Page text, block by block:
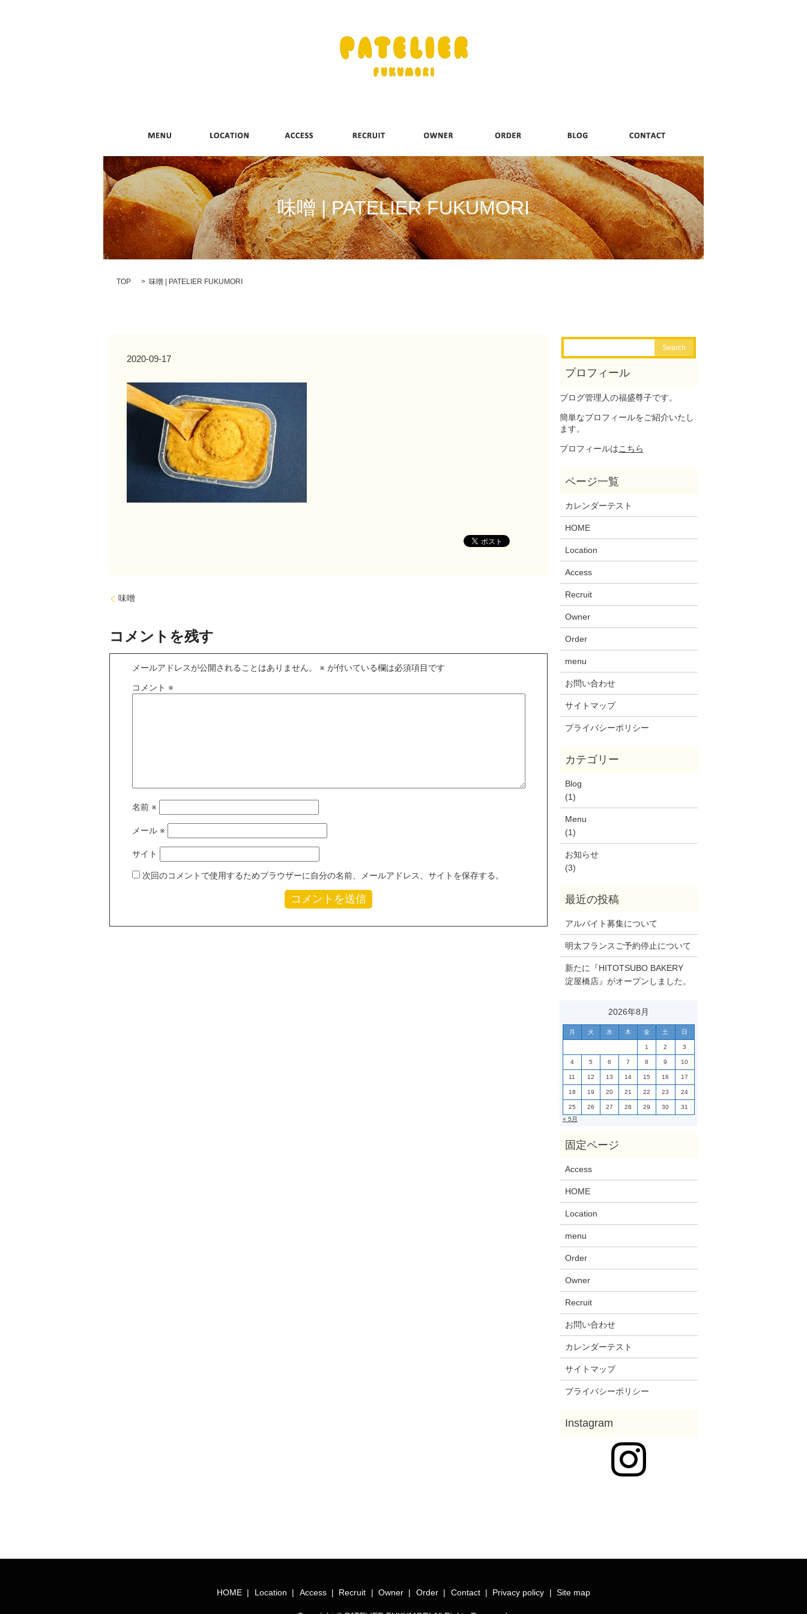
味噌 | PATELIER FUKUMORI
TOP 味噌 | PATELIER FUKUMORI
2020-09-17
味噌
コメントを残す
メールアドレスが公開されることはありません。 ※ が付いている欄は必須項目です
コメント ※
名前 ※
メール ※
サイト
次回のコメントで使用するためブラウザーに自分の名前、メールアドレス、サイトを保存する。
ブログ管理人の福盛尊子です。
簡単なプロフィールをご紹介いたし
ます。
プロフィールはこちら
カレンダーテスト
HOME
Location
Access
Recruit
Owner
Order
menu
お問い合わせ
サイトマップ
プライバシーポリシー
Blog
(1)
Menu
(1)
お知らせ
(3)
アルバイト募集について
明太フランスご予約停止について
新たに『HITOTSUBO BAKERY
淀屋橋店』がオープンしました。
2026年8月
月 火 水 木 金 土 日
1 2 3
4 5 6 7 8 9 10
11 12 13 14 15 16 17
18 19 20 21 22 23 24
25 26 27 28 29 30
31
« 5月
Access
HOME
Location
menu
Order
Owner
Recruit
お問い合わせ
カレンダーテスト
サイトマップ
プライバシーポリシー
HOME Location Access Recruit Owner Order Contact Privacy policy Site map